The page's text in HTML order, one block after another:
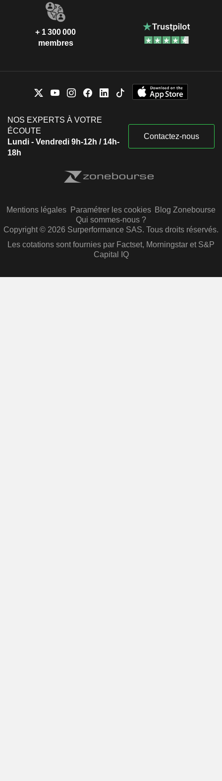
+ 1 300 000
membres
NOS EXPERTS À VOTRE
ÉCOUTE
Lundi - Vendredi 9h-12h / 14h-
18h
Contactez-nous
Mentions légales Paramétrer les cookies Blog Zonebourse
Qui sommes-nous ?
Copyright © 2026 Surperformance SAS. Tous droits réservés.
Les cotations sont fournies par Factset, Morningstar et S&P
Capital IQ